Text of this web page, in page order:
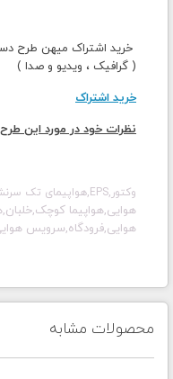
خرید اشتراک میهن طرح
( گرافیک ، ویدیو و صدا )
خرید اشتراک
نظرات خود در مورد این
وکتور,EPS,هواپیمای تک سرنشین
هوایی,هواپیما
هوایی,فرودگاه,سرویس
محصولات مشابه